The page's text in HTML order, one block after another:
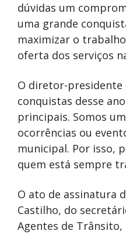
dúvidas um
uma grande
maximizar o
oferta dos serviços
O diretor-presidente
conquistas desse
principais. Somos
ocorrências ou
municipal. Por isso,
quem está sempre
O ato de assinatura
Castilho, do
Agentes de Trânsito,